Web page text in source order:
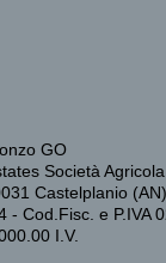
GO
Società
Castelplanio (AN)
- Cod.Fisc. e P.IVA
I.V.